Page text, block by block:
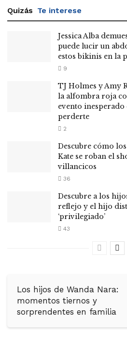
Quizás Te interese
Jessica Alba
puede lucir un
estos bikinis en la
9
TJ Holmes y Amy
la alfombra roja
evento
perderte
2
Descubre cómo
Kate se roban el
villancicos
36
Descubre a los
reflejo y el hijo
‘privilegiado’
43
Los hijos de Wanda Nara:
momentos tiernos y
sorprendentes en familia